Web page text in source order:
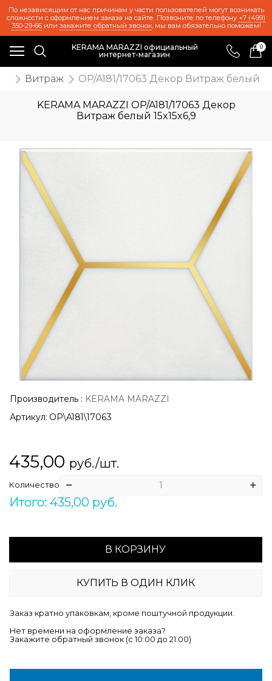
По независящим от нас причинам у части пользователей могут возникать
сложности с оформлением заказа на сайте. Позвоните по телефону +7 (499)
350-29-66или закажите обратный звонок, мы вам обязательно поможем!
KERAMA MARAZZI официальный
интернет-магазин
0
Витраж OP/A181/17063 Декор Витраж белый
KERAMA MARAZZI OP/A181/17063 Декор
Витраж белый 15x15x6,9
Производитель : KERAMA MARAZZI
Артикул: OP\A181\17063
435,00 руб./шт.
Количество
Итого: 435,00 руб.
В КОРЗИНУ
КУПИТЬ В ОДИН КЛИК
Заказ кратно упаковкам, кроме поштучной продукции.
Нет времени на оформление заказа?
Закажите обратный звонок (c 10:00 до 21:00)